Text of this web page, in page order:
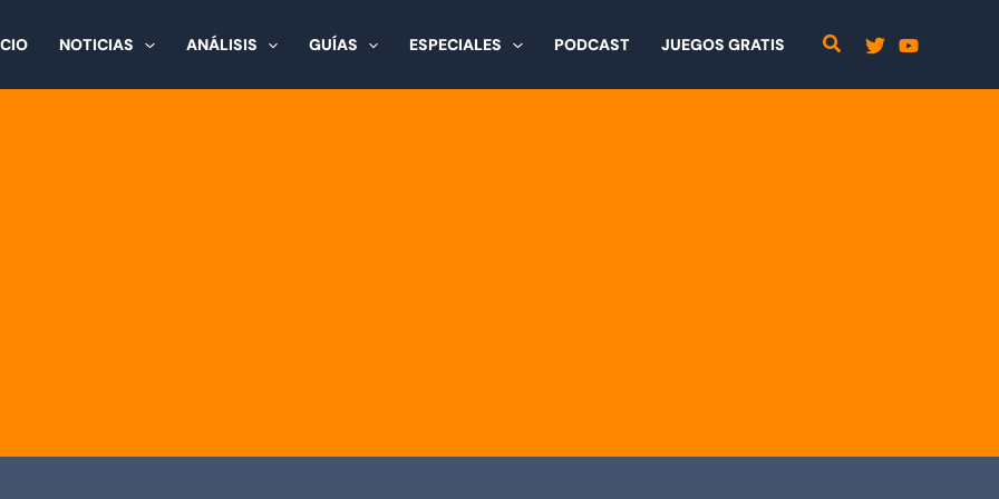
NOTICIAS ANÁLISIS GUÍAS ESPECIALES PODCAST JUEGOS GRATIS